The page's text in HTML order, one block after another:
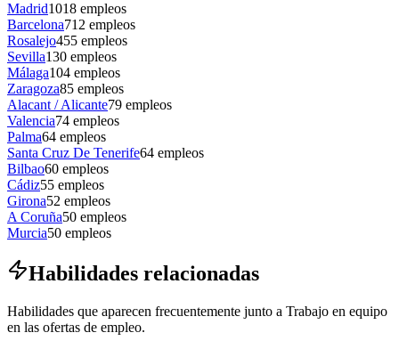
Madrid1018 empleos
Barcelona712 empleos
Rosalejo455 empleos
Sevilla130 empleos
Málaga104 empleos
Zaragoza85 empleos
Alacant / Alicante79 empleos
Valencia74 empleos
Palma64 empleos
Santa Cruz De Tenerife64 empleos
Bilbao60 empleos
Cádiz55 empleos
Girona52 empleos
A Coruña50 empleos
Murcia50 empleos
Habilidades relacionadas
Habilidades que aparecen frecuentemente junto a Trabajo en equipo
en las ofertas de empleo.